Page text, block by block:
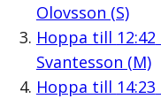
Olovsson (S)
Hoppa till 12:42
Svantesson (M)
Hoppa till 14:23